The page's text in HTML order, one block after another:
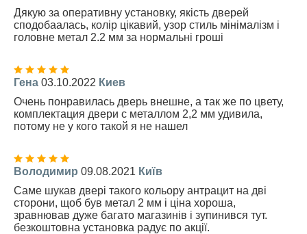
Дякую за оперативну установку, якість дверей
сподобаалась, колір цікавий, узор стиль мінімалізм і
головне метал 2.2 мм за нормальні гроші
Гена 03.10.2022 Киев
Очень понравилась дверь внешне, а так же по цвету,
комплектация двери с металлом 2,2 мм удивила,
потому не у кого такой я не нашел
Володимир 09.08.2021 Київ
Саме шукав двері такого кольору антрацит на дві
сторони, щоб був метал 2 мм і ціна хороша,
зравнював дуже багато магазинів і зупинився тут.
безкоштовна установка радує по акції.